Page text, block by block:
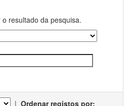
resultado da pesquisa.
| Ordenar registos por: